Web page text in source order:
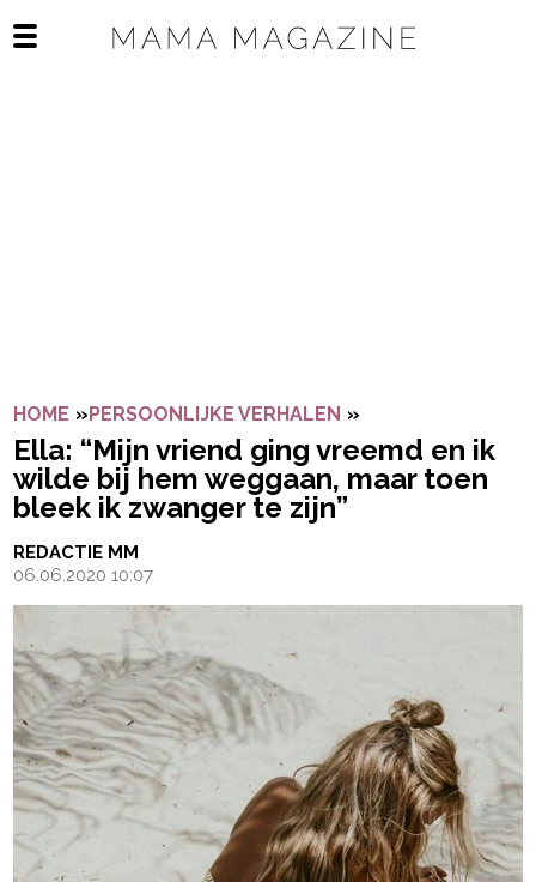
Open het mobiele menu
HOME »PERSOONLIJKE VERHALEN »
Ella: “Mijn vriend ging vreemd en ik
wilde bij hem weggaan, maar toen
bleek ik zwanger te zijn”
REDACTIE MM
06.06.2020 10:07